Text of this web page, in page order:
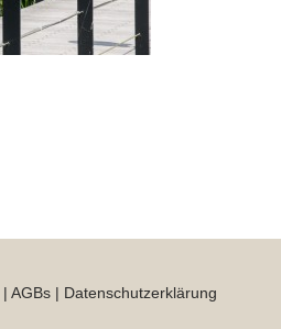
| AGBs | Datenschutzerklärung